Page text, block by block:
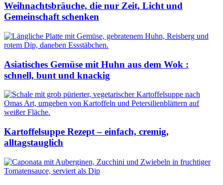
Weihnachtsbräuche, die nur Zeit, Licht und
Gemeinschaft schenken
Asiatisches Gemüse mit Huhn aus dem Wok :
schnell, bunt und knackig
Kartoffelsuppe Rezept – einfach, cremig,
alltagstauglich